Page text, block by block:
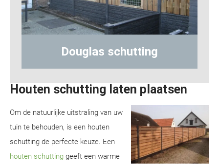
Hout-
Houten schutting laten plaatsen
Om de natuurlijke uitstraling van uw
tuin te behouden, is een houten
schutting de perfecte keuze. Een
houten schutting geeft een warme